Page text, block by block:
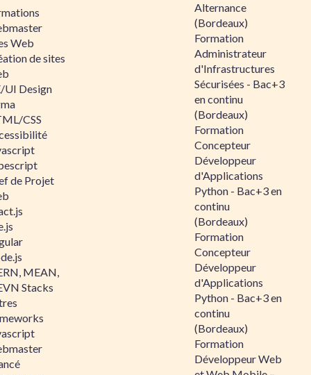
Web
de sites
UI Design
CSS
de Projet
MEAN,
Stacks
Alternance
(Bordeaux)
Formation
Administrateur
d'Infrastructures
Sécurisées - Bac+3
en continu
(Bordeaux)
Formation
Concepteur
Développeur
d'Applications
Python - Bac+3 en
continu
(Bordeaux)
Formation
Concepteur
Développeur
d'Applications
Python - Bac+3 en
continu
(Bordeaux)
Formation
Développeur Web